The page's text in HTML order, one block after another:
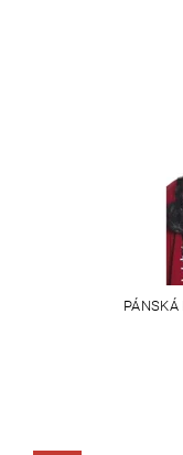
PÁNSKÁ